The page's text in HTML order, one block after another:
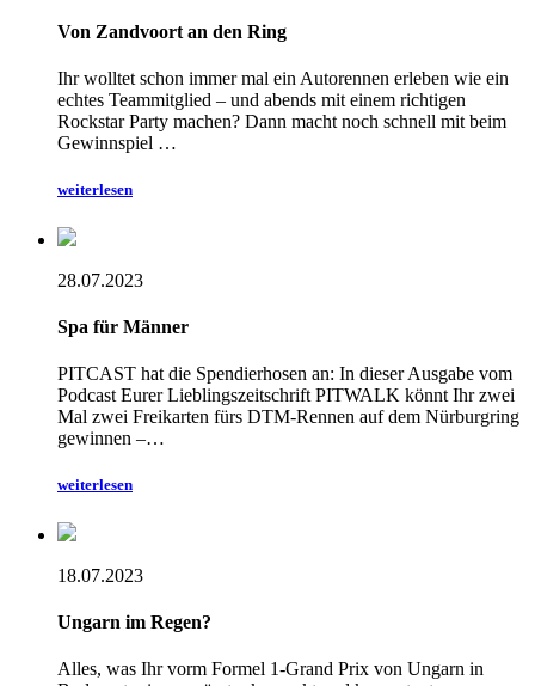
Von Zandvoort an den Ring
Ihr wolltet schon immer mal ein Autorennen erleben wie ein
echtes Teammitglied – und abends mit einem richtigen
Rockstar Party machen? Dann macht noch schnell mit beim
Gewinnspiel …
weiterlesen
28.07.2023
Spa für Männer
PITCAST hat die Spendierhosen an: In dieser Ausgabe vom
Podcast Eurer Lieblingszeitschrift PITWALK könnt Ihr zwei
Mal zwei Freikarten fürs DTM-Rennen auf dem Nürburgring
gewinnen –…
weiterlesen
18.07.2023
Ungarn im Regen?
Alles, was Ihr vorm Formel 1-Grand Prix von Ungarn in